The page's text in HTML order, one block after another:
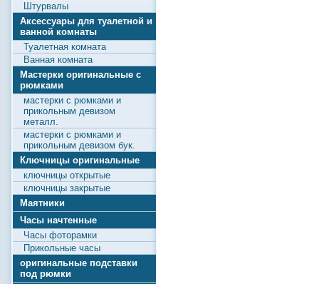
Штурвалы
Аксессуары для туалетной и
ванной комнаты
Туалетная комната
Ванная комната
Мастерки оригинальные с
рюмками
мастерки с рюмками и
прикольным девизом
металл.
мастерки с рюмками и
прикольным девизом бук.
Ключницы оригинальные
ключницы открытые
ключницы закрытые
Маятники
Часы начтенные
Часы фоторамки
Прикольные часы
оригинальные подставки
под рюмки